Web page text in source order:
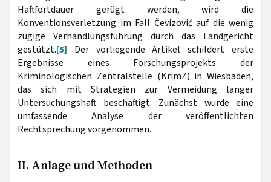
Haftfortdauer gerügt werden, wird die
Konventionsverletzung im Fall Čevizović auf die wenig
zügige Verhandlungsführung durch das Landgericht
gestützt.[5] Der vorliegende Artikel schildert erste
Ergebnisse eines Forschungsprojekts der
Kriminologischen Zentralstelle (KrimZ) in Wiesbaden,
das sich mit Strategien zur Vermeidung langer
Untersuchungshaft beschäftigt. Zunächst wurde eine
umfassende Analyse der veröffentlichten
Rechtsprechung vorgenommen.
II. Anlage und Methoden